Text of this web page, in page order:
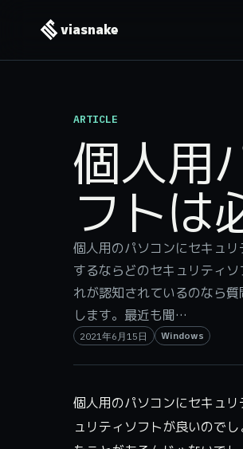
viasnake
ARTICLE
個人用
フトは
個人用のパソコンにセキュ
するならどのセキュリティ
れが認知されているのなら
します。最近も聞…
2021年6月15日 Windows
個人用のパソコンにセキュ
ュリティソフトが良いので